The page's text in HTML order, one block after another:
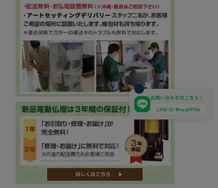
お問い合わせはこちら！
LINE ID @osa4118b